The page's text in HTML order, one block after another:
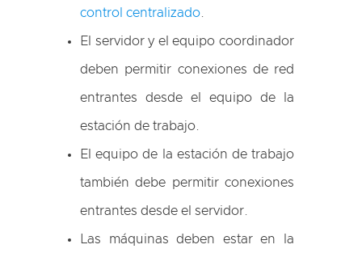
control centralizado
El servidor y el equipo coordinador
deben permitir conexiones de red
entrantes desde el equipo de la
estación de trabajo.
El equipo de la estación de trabajo
también debe permitir conexiones
entrantes desde el servidor.
Las máquinas deben estar en la